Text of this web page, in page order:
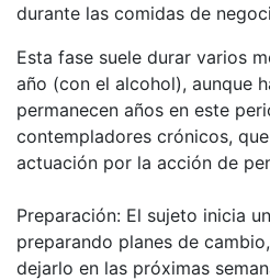
durante las comidas de
Esta fase suele durar varios
año (con el alcohol), aunque
permanecen años en este
contempladores crónicos,
actuación por la acción de
Preparación: El sujeto inicia
preparando planes de
dejarlo en las próximas